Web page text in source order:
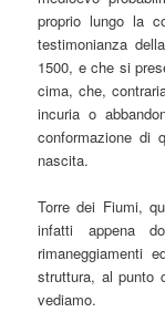
proprio lungo la
testimonianza
1500, e che si
cima, che,
incuria o
conformazione di
nascita.
Torre dei Fiumi,
infatti appena
rimaneggiamenti
struttura, al punto
vediamo.